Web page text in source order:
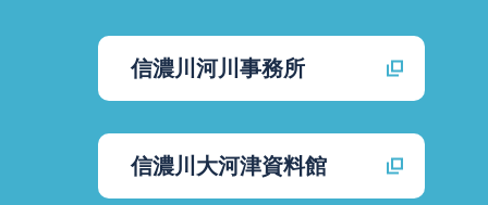
信濃川河川事務所
信濃川大河津資料館